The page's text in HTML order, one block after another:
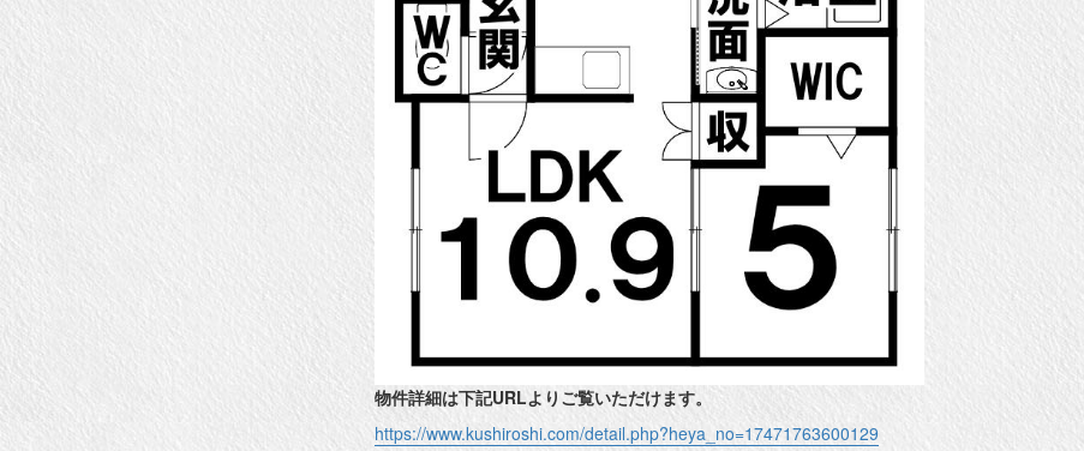
物件詳細は下記URLよりご覧いただけます。
https://www.kushiroshi.com/detail.php?heya_no=17471763600129